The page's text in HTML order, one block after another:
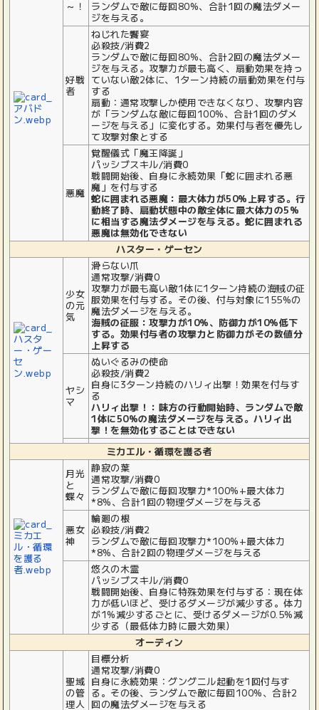
～！
ランダムで敵に毎回80%、合計1回の魔法ダメー
ジを与える。
好戦
者
ねじれた饗宴
必殺技/消費2
ランダムで敵に毎回80%、合計2回の魔法ダメー
ジを与える。攻撃力が最も高く、扇動効果を持っ
ていない敵2体に、1ターン持続の扇動効果を付与
する
扇動：通常攻撃しか使用できなくなり、攻撃内容
が「ランダムな敵に毎回100%、合計1回のダメ
ージを与える」に変化する。効果付与者を優先し
て攻撃対象とする
悪魔
覚醒儀式「魔王降誕」
パッシブスキル/消費0
戦闘開始後、自身に永続効果「蛇に囲まれる悪
魔」を付与する
蛇に囲まれる悪魔：最大体力が50%上昇する。行
動終了時、扇動状態中の敵全体に最大体力の5%
に相当する魔法ダメージを与える。蛇に囲まれる
悪魔は無効化できない
ハスター・ゲーセン
少女
の元
気
滑らない爪
通常攻撃/消費0
攻撃力が最も高い敵1体に1ターン持続の海賊の征
服効果を付与する。その後、付与対象に155%の
魔法ダメージを与える。
海賊の征服：攻撃力が10%、防御力が10%低下
する。効果付与者の攻撃力と防御力がその数値分
上昇する
ヤシ
マ
ぬいぐるみの使命
必殺技/消費2
自身に3ターン持続のハリィ出撃！効果を付与す
る
ハリィ出撃！：味方の行動開始時、ランダムで敵
1体に50%の魔法ダメージを与える。ハリィ出
撃！を無効化することはできない
ミカエル・循環を護る者
月光
と
蝶々
静寂の葉
通常攻撃/消費0
ランダムで敵に毎回攻撃力*100%+最大体力
*8%、合計1回の物理ダメージを与える
悪女
神
輪廻の根
必殺技/消費2
ランダムで敵に毎回攻撃力*100%+最大体力
*8%、合計2回の物理ダメージを与える
悠久の木霊
パッシブスキル/消費0
戦闘開始後、自身に特殊効果を付与する：現在体
力が低いほど、受けるダメージが減少する。体力
が1%減少するごとに、受けるダメージが0.5%減
少する（最低体力時に最大効果）
オーディン
聖域
の管
理人
目標分析
通常攻撃/消費0
自身に永続効果：グングニル起動を1回付与す
る。その後、ランダムで敵に毎回100%、合計2
回の魔法ダメージを与える